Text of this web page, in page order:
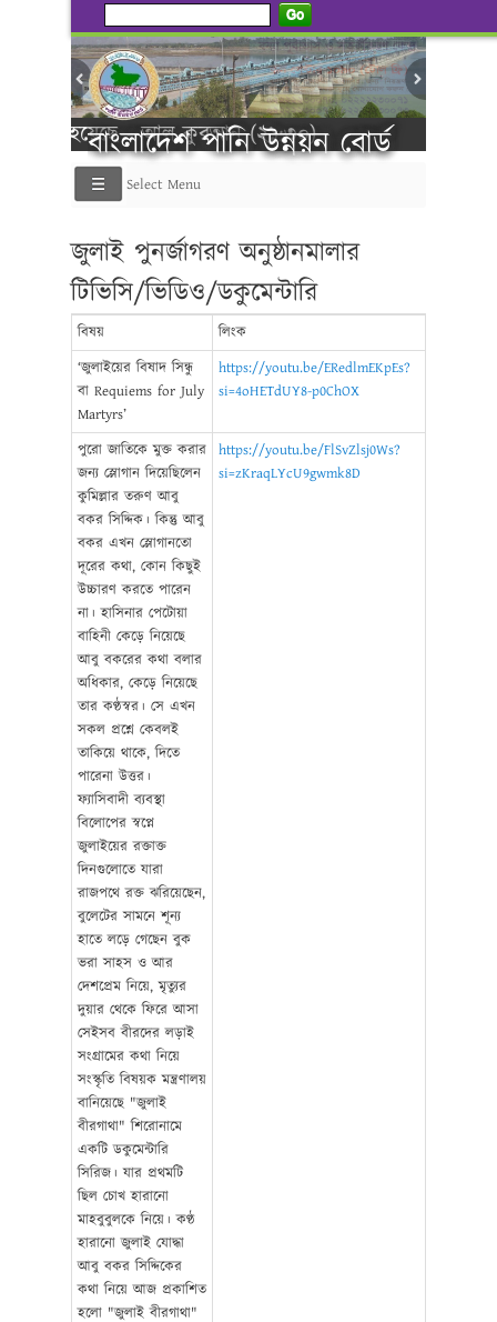
Go
বাংলাদেশ পানি উন্নয়ন বোর্ড
হয়েছে - আল কুরআন (২১:৩০)
Select Menu
----------গণ
জুলাই পুনর্জাগরণ অনুষ্ঠানমালার
টিভিসি/ভিডিও/ডকুমেন্টারি
বিষয়
লিংক
‘জুলাইয়ের বিষাদ সিন্ধু
বা Requiems for July
Martyrs’
https://youtu.be/ERedlmEKpEs?
si=4oHETdUY8-p0ChOX
পুরো জাতিকে মুক্ত করার
জন্য স্লোগান দিয়েছিলেন
কুমিল্লার তরুণ আবু
বকর সিদ্দিক। কিন্তু আবু
বকর এখন স্লোগানতো
দূরের কথা, কোন কিছুই
উচ্চারণ করতে পারেন
না। হাসিনার পেটোয়া
বাহিনী কেড়ে নিয়েছে
আবু বকরের কথা বলার
অধিকার, কেড়ে নিয়েছে
তার কণ্ঠস্বর। সে এখন
সকল প্রশ্নে কেবলই
তাকিয়ে থাকে, দিতে
পারেনা উত্তর।
ফ্যাসিবাদী ব্যবস্থা
বিলোপের স্বপ্নে
জুলাইয়ের রক্তাক্ত
দিনগুলোতে যারা
রাজপথে রক্ত ঝরিয়েছেন,
বুলেটের সামনে শূন্য
হাতে লড়ে গেছেন বুক
ভরা সাহস ও আর
দেশপ্রেম নিয়ে, মৃত্যুর
দুয়ার থেকে ফিরে আসা
সেইসব বীরদের লড়াই
সংগ্রামের কথা নিয়ে
সংস্কৃতি বিষয়ক মন্ত্রণালয়
বানিয়েছে "জুলাই
বীরগাথা" শিরোনামে
একটি ডকুমেন্টারি
সিরিজ। যার প্রথমটি
ছিল চোখ হারানো
মাহবুবুলকে নিয়ে। কণ্ঠ
হারানো জুলাই যোদ্ধা
আবু বকর সিদ্দিকের
কথা নিয়ে আজ প্রকাশিত
হলো "জুলাই বীরগাথা"
https://youtu.be/FlSvZlsj0Ws?
si=zKraqLYcU9gwmk8D